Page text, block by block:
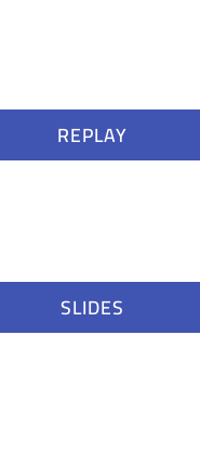
REPLAY
SLIDES